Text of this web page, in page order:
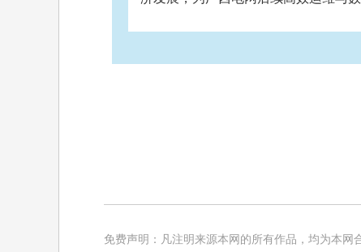
免费声明：凡注明来源本网的所有作品，均为本